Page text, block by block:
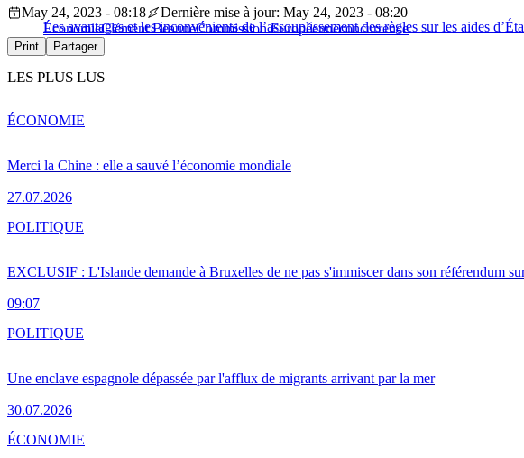
Les avantages et les inconvénients de l’assouplissement des règles sur les aides
May 24, 2023 - 08:18
Dernière mise à jour: May 24, 2023 - 08:20
ÉconomieClément BeauneCommission Européenneconcurrence
Print Partager
LES PLUS LUS
Merci la Chine : elle a sauvé l’économie mondiale
27.07.2026
ÉCONOMIE
EXCLUSIF : L'Islande demande à Bruxelles de ne pas s'immiscer dans son référendum
09:07
POLITIQUE
Une enclave espagnole dépassée par l'afflux de migrants arrivant par la mer
30.07.2026
POLITIQUE
ÉCONOMIE